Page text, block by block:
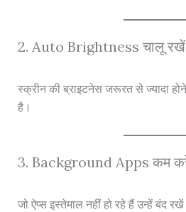
2. Auto Brightness चालू रखें
स्क्रीन की ब्राइटनेस जरूरत से ज्यादा
है।
3. Background Apps कम
जो ऐप्स इस्तेमाल नहीं हो रहे हैं उन्हें बंद